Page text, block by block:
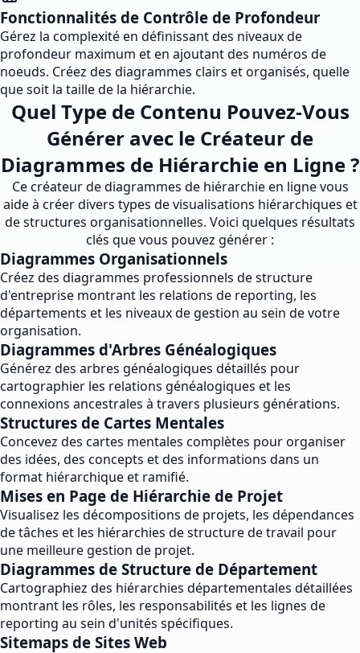
Fonctionnalités de Contrôle de Profondeur
Gérez la complexité en définissant des niveaux de
profondeur maximum et en ajoutant des numéros de
noeuds. Créez des diagrammes clairs et organisés, quelle
que soit la taille de la hiérarchie.
Quel Type de Contenu Pouvez-Vous
Générer avec le Créateur de
Diagrammes de Hiérarchie en Ligne ?
Ce créateur de diagrammes de hiérarchie en ligne vous
aide à créer divers types de visualisations hiérarchiques et
de structures organisationnelles. Voici quelques résultats
clés que vous pouvez générer :
Diagrammes Organisationnels
Créez des diagrammes professionnels de structure
d'entreprise montrant les relations de reporting, les
départements et les niveaux de gestion au sein de votre
organisation.
Diagrammes d'Arbres Généalogiques
Générez des arbres généalogiques détaillés pour
cartographier les relations généalogiques et les
connexions ancestrales à travers plusieurs générations.
Structures de Cartes Mentales
Concevez des cartes mentales complètes pour organiser
des idées, des concepts et des informations dans un
format hiérarchique et ramifié.
Mises en Page de Hiérarchie de Projet
Visualisez les décompositions de projets, les dépendances
de tâches et les hiérarchies de structure de travail pour
une meilleure gestion de projet.
Diagrammes de Structure de Département
Cartographiez des hiérarchies départementales détaillées
montrant les rôles, les responsabilités et les lignes de
reporting au sein d'unités spécifiques.
Sitemaps de Sites Web